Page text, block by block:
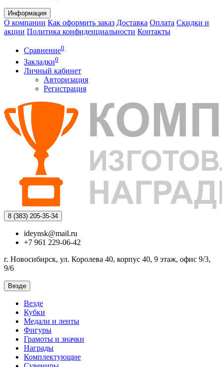
Информация
О компании Как оформить заказ Доставка Оплата Скидки и
акции Политика конфиденциальности Контакты
Сравнение0
Закладки0
Личный кабинет
Авторизация
Регистрация
8 (383) 205-35-34
ideynsk@mail.ru
+7 961 229-06-42
г. Новосибирск, ул. Королева 40, корпус 40, 9 этаж, офис 9/3,
9/6
Везде
Везде
Кубки
Медали и ленты
Фигуры
Грамоты и значки
Награды
Комплектующие